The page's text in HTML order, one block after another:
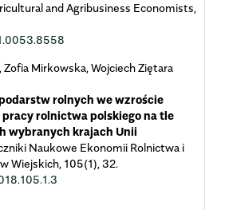
and Agribusiness Economists,
Zofia Mirkowska, Wojciech Ziętara
rolnych we wzroście
rolnictwa polskiego na tle
wybranych krajach Unii
Naukowe Ekonomii Rolnictwa i
Wiejskich, 105(1),32.